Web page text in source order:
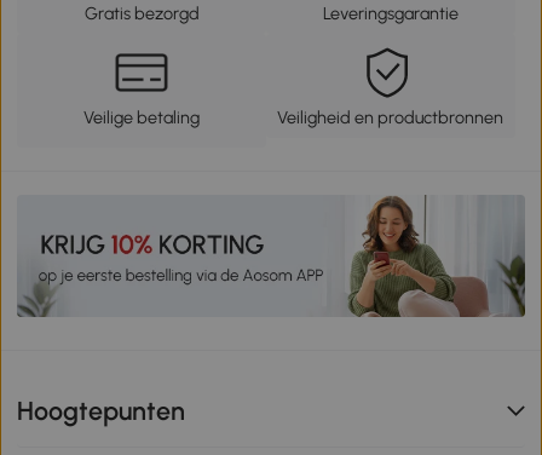
Gratis bezorgd Leveringsgarantie
Veilige betaling Veiligheid en productbronnen
Hoogtepunten